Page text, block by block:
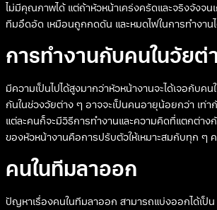
ไม่มีคุณภาพได้ แต่ถ้าหัวหน้าเคร่งครัดและจริงจังจน
ทีมอึดอัด เหมือนถูกกดดัน และหมดไฟในการทำงาน
การทำงานกับคนในวัยต่
มีความเป็นไปได้สูงมากว่าหัวหน้างานจะได้เจอกับค
กันในช่วงวัยต่าง ๆ อาจจะเป็นคนอายุน้อยกว่า เท่
แต่ละคนก็จะมีวิธีการทำงานและความคิดที่แตกต่าง
ของหัวหน้างานคือการปรับตัวให้เหมาะสมกับทุก ๆ ค
คนในทีมลาออก
ปัญหาเรื่องคนในทีมลาออก สามารถแบ่งออกได้เ